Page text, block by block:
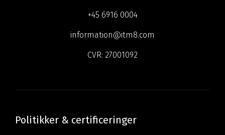
+45 6916 0004
information@itm8.com
CVR: 27001092
Politikker & certificeringer